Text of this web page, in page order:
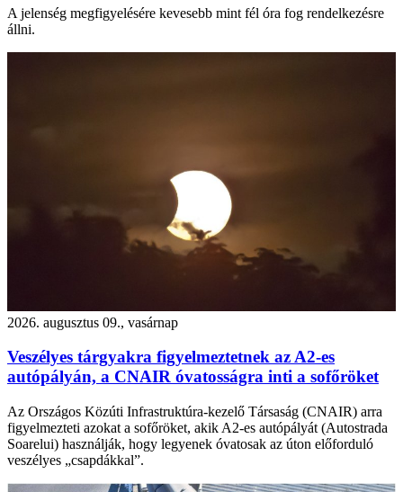
A jelenség megfigyelésére kevesebb mint fél óra fog rendelkezésre
állni.
2026. augusztus 09., vasárnap
Veszélyes tárgyakra figyelmeztetnek az A2-es
autópályán, a CNAIR óvatosságra inti a sofőröket
Az Országos Közúti Infrastruktúra-kezelő Társaság (CNAIR) arra
figyelmezteti azokat a sofőröket, akik A2-es autópályát (Autostrada
Soarelui) használják, hogy legyenek óvatosak az úton előforduló
veszélyes „csapdákkal”.